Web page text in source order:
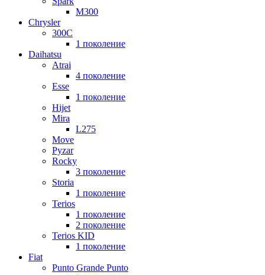
M300
Chrysler
300C
1 поколение
Daihatsu
Atrai
4 поколение
Esse
1 поколение
Hijet
Mira
L275
Move
Pyzar
Rocky
3 поколение
Storia
1 поколение
Terios
1 поколение
2 поколение
Terios KID
1 поколение
Fiat
Punto Grande Punto